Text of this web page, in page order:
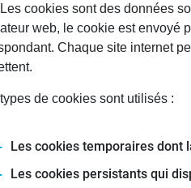
cookies sont des données
web, le cookie est envoyé
Chaque site internet
de cookies sont utilisés :
Les cookies temporaires dont
Les cookies persistants qui